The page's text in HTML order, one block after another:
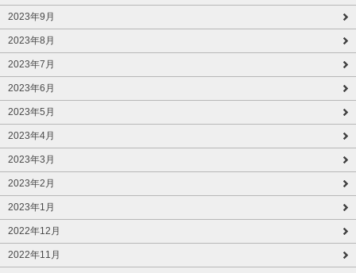
2023年9月
2023年8月
2023年7月
2023年6月
2023年5月
2023年4月
2023年3月
2023年2月
2023年1月
2022年12月
2022年11月